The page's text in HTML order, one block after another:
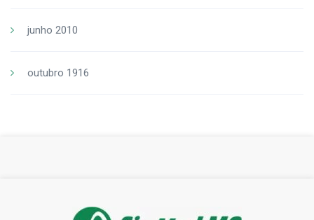
junho 2010
outubro 1916